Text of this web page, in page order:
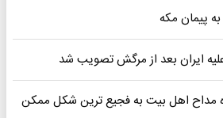
پیمان مکه
ایران بعد از مرگش تصویب شد
مداح اهل بیت به فجیع ترین شکل ممکن